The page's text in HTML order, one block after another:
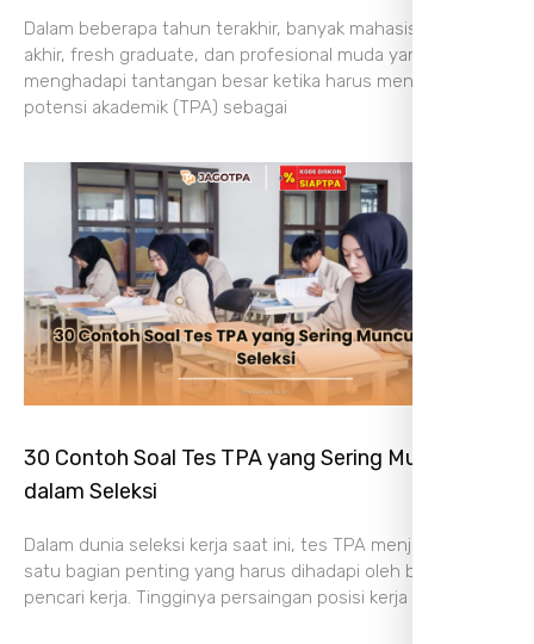
Dalam beberapa tahun terakhir, banyak mahasiswa tingkat
akhir, fresh graduate, dan profesional muda yang
menghadapi tantangan besar ketika harus mengikuti tes
potensi akademik (TPA) sebagai
30 Contoh Soal Tes TPA yang Sering Muncul
dalam Seleksi
Dalam dunia seleksi kerja saat ini, tes TPA menjadi salah
satu bagian penting yang harus dihadapi oleh banyak
pencari kerja. Tingginya persaingan posisi kerja membuat